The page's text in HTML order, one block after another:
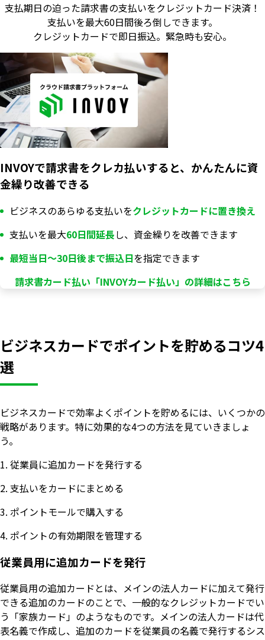
支払期日の迫った請求書の支払いをクレジットカード決済！
支払いを最大60日間後ろ倒しできます。
クレジットカードで即日振込。 緊急時も安心。
INVOYで請求書をクレカ払いすると、かんたんに資
金繰り改善できる
ビジネスのあらゆる支払いをクレジットカードに置き換え
支払いを最大60日間延長し、資金繰りを改善できます
最短当日〜30日後まで振込日を指定できます
請求書カード払い「INVOYカード払い」の詳細はこちら
ビジネスカードでポイントを貯めるコツ4
選
ビジネスカードで効率よくポイントを貯めるには、いくつかの
戦略があります。特に効果的な4つの方法を見ていきましょ
う。
従業員に追加カードを発行する
支払いをカードにまとめる
ポイントモールで購入する
ポイントの有効期限を管理する
従業員用に追加カードを発行
従業員用の追加カードとは、メインの法人カードに加えて発行
できる追加のカードのことで、一般的なクレジットカードでい
う「家族カード」のようなものです。メインの法人カードは代
表名義で作成し、追加のカードを従業員の名義で発行するシス